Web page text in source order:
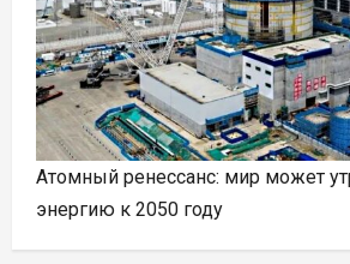
Атомный ренессанс: мир может
энергию к 2050 году